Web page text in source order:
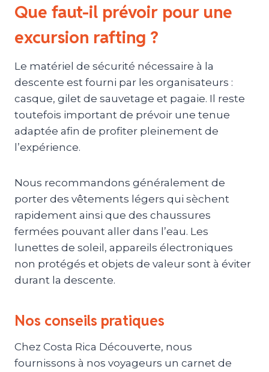
Que faut-il prévoir pour une
excursion rafting ?
Le matériel de sécurité nécessaire à la
descente est fourni par les organisateurs :
casque, gilet de sauvetage et pagaie. Il reste
toutefois important de prévoir une tenue
adaptée afin de profiter pleinement de
l’expérience.
Nous recommandons généralement de
porter des vêtements légers qui sèchent
rapidement ainsi que des chaussures
fermées pouvant aller dans l’eau. Les
lunettes de soleil, appareils électroniques
non protégés et objets de valeur sont à éviter
durant la descente.
Nos conseils pratiques
Chez Costa Rica Découverte, nous
fournissons à nos voyageurs un carnet de